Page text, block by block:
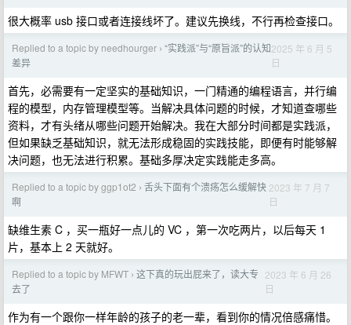
很大概率 usb 接口或者连接线坏了。建议先换线，不行再检查接口。
Replied to a topic by needhourger › “实践派”与“原旨派”的认知
差异
2025 年 6 月 5
日
首先，必需要有一定坚实的基础知识，一门精通的编程语言，并行编
程的模型，内存管理模型等。当解决具体问题的时候，才知道查哪些
资料，才有头绪从哪些问题开始解决。我在大部分时间都是实践派，
但如果缺乏基础知识，就无法形成稳固的实践技能，即便有时能够解
决问题，也无法进行积累。基础多厚决定实践能走多高。
Replied to a topic by ggp1ot2 › 舌头下面有个溃疡怎么缓解快
啊
2023 年 7 月 7
日
缺维生素 C ，买一瓶好一点儿的 VC ，第一次吃两片，以后每天 1
片，基本上 2 天就好。
Replied to a topic by MFWT › 这下真的玩出屁来了，读大专
去了
2023 年 6 月 26
日
作为有一个跟你一样年龄的孩子的老一辈，看到你的情况倍感痛惜。